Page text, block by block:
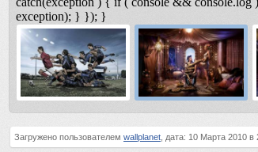
exception); } }); }
Загружено пользователем wallplanet , дата: 10 Марта 2010 в